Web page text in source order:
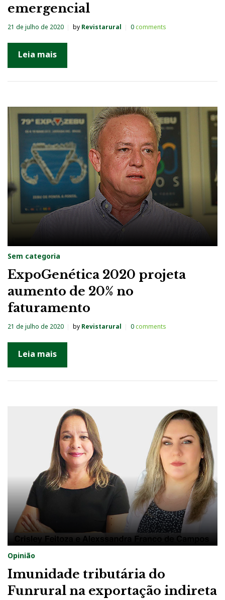
emergencial
21 de julho de 2020 by Revistarural 0comments
Leia mais
Sem categoria
ExpoGenética 2020 projeta
aumento de 20% no
faturamento
21 de julho de 2020 by Revistarural 0comments
Leia mais
Opinião
Imunidade tributária do
Funrural na exportação indireta